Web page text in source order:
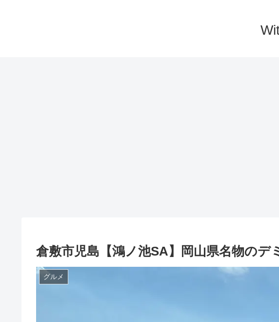
倉敷市児島【鴻ノ池SA】岡山県名物のデ
グルメ